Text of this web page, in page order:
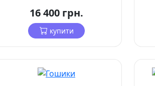
16 400 грн.
купити